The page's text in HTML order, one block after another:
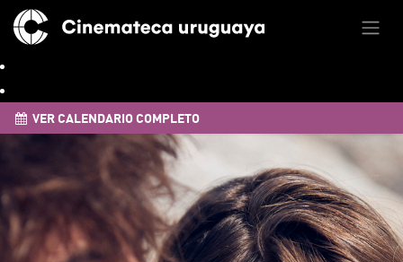
VER CALENDARIO COMPLETO